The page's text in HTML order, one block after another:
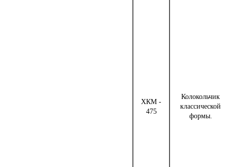
ХКМ -
475
Колокольчик
классической
формы.